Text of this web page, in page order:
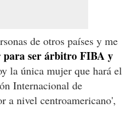
de otros países y me
para ser árbitro FIBA y
la única mujer que hará el
Internacional de
a nivel centroamericano',